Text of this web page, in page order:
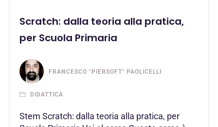
Scratch: dalla teoria alla pratica,
per Scuola Primaria
FRANCESCO "PIERSOFT" PAOLICELLI
DIDATTICA
Stem Scratch: dalla teoria alla pratica, per